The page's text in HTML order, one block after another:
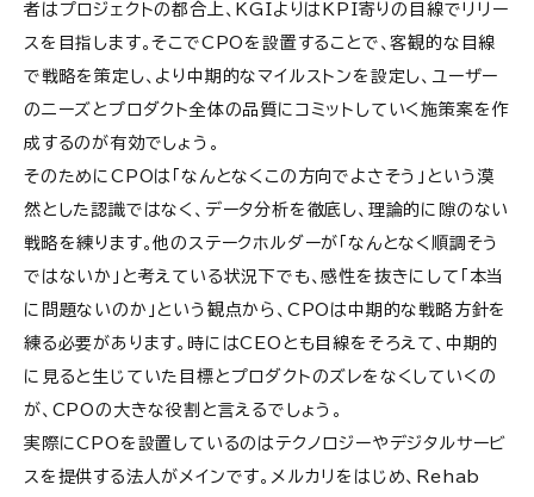
者はプロジェクトの都合上、KGIよりはKPI寄りの目線でリリー
スを目指します。そこでCPOを設置することで、客観的な目線
で戦略を策定し、より中期的なマイルストンを設定し、ユーザー
のニーズとプロダクト全体の品質にコミットしていく施策案を作
成するのが有効でしょう。
そのためにCPOは「なんとなくこの方向でよさそう」という漠
然とした認識ではなく、データ分析を徹底し、理論的に隙のない
戦略を練ります。他のステークホルダーが「なんとなく順調そう
ではないか」と考えている状況下でも、感性を抜きにして「本当
に問題ないのか」という観点から、CPOは中期的な戦略方針を
練る必要があります。時にはCEOとも目線をそろえて、中期的
に見ると生じていた目標とプロダクトのズレをなくしていくの
が、CPOの大きな役割と言えるでしょう。
実際にCPOを設置しているのはテクノロジーやデジタルサービ
スを提供する法人がメインです。メルカリをはじめ、Rehab